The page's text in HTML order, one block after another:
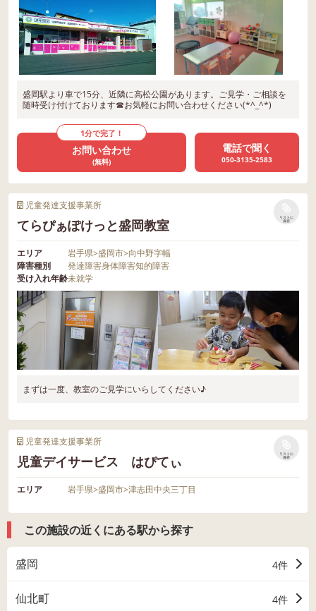
盛岡駅より車で15分、近隣に高松公園があります。ご見学・ご相談を
随時受け付けております☎お気軽にお問い合わせください(*^_^*)
1分で完了！
お問い合わせ
(無料)
電話で聞く
050-3135-2583
児童発達支援事業所
てらぴぁぽけっと盛岡教室
リストに
保存
エリア 岩手県>盛岡市>向中野字幅
障害種別
発達障害身体障害知的障害
受け入れ年齢未就学
まずは一度、教室のご見学にいらしてください♪
児童発達支援事業所
児童デイサービス はぴてぃ
リストに
保存
エリア 岩手県>盛岡市>津志田中央三丁目
この施設の近くにある駅から探す
盛岡 4件
仙北町 4件